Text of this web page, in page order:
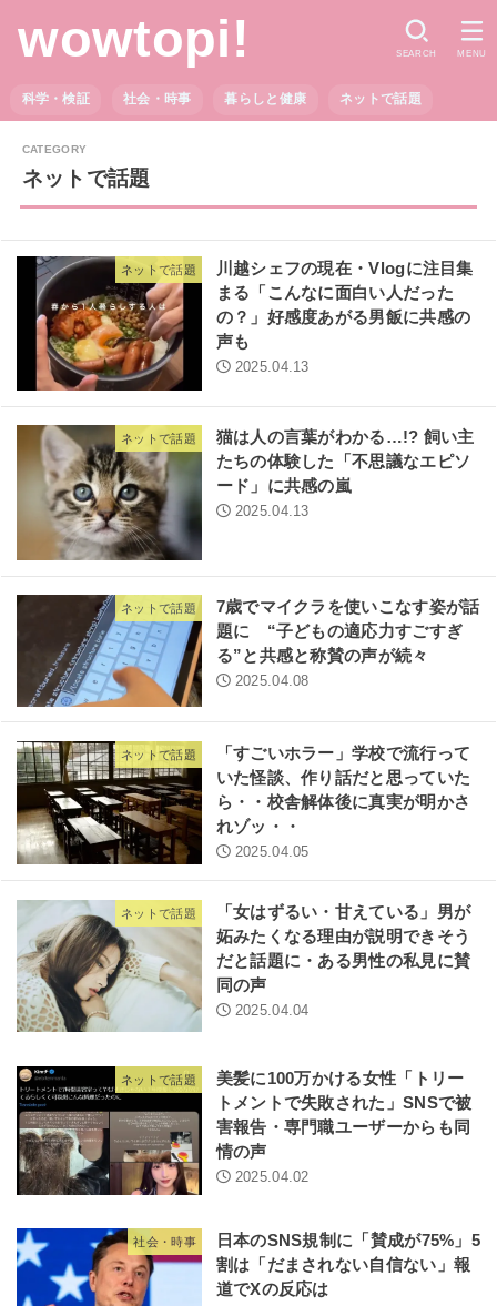
wowtopi!
科学・検証 社会・時事 暮らしと健康 ネットで話題
SEARCH MENU
ネットで話題
ネットで話題
川越シェフの現在・Vlogに注目集
まる「こんなに面白い人だった
の？」好感度あがる男飯に共感の
声も
2025.04.13
ネットで話題
猫は人の言葉がわかる…!? 飼い主
たちの体験した「不思議なエピソ
ード」に共感の嵐
2025.04.13
ネットで話題
7歳でマイクラを使いこなす姿が話
題に “子どもの適応力すごすぎ
る”と共感と称賛の声が続々
2025.04.08
ネットで話題
「すごいホラー」学校で流行って
いた怪談、作り話だと思っていた
ら・・校舎解体後に真実が明かさ
れゾッ・・
2025.04.05
ネットで話題
「女はずるい・甘えている」男が
妬みたくなる理由が説明できそう
だと話題に・ある男性の私見に賛
同の声
2025.04.04
ネットで話題
美髪に100万かける女性「トリー
トメントで失敗された」SNSで被
害報告・専門職ユーザーからも同
情の声
2025.04.02
社会・時事
日本のSNS規制に「賛成が75%」5
割は「だまされない自信ない」報
道でXの反応は